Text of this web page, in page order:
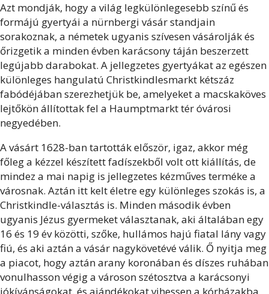
Azt mondják, hogy a világ legkülönlegesebb színű és
formájú gyertyái a nürnbergi vásár standjain
sorakoznak, a németek ugyanis szívesen vásárolják és
őrizgetik a minden évben karácsony táján beszerzett
legújabb darabokat. A jellegzetes gyertyákat az egészen
különleges hangulatú Christkindlesmarkt kétszáz
fabódéjában szerezhetjük be, amelyeket a macskaköves
lejtőkön állítottak fel a Haumptmarkt tér óvárosi
negyedében.
A vásárt 1628-ban tartották először, igaz, akkor még
főleg a kézzel készített fadíszekből volt ott kiállítás, de
mindez a mai napig is jellegzetes kézműves terméke a
városnak. Aztán itt kelt életre egy különleges szokás is, a
Christkindle-választás is. Minden második évben
ugyanis Jézus gyermeket választanak, aki általában egy
16 és 19 év közötti, szőke, hullámos hajú fiatal lány vagy
fiú, és aki aztán a vásár nagykövetévé válik. Ő nyitja meg
a piacot, hogy aztán arany koronában és díszes ruhában
vonulhasson végig a városon szétosztva a karácsonyi